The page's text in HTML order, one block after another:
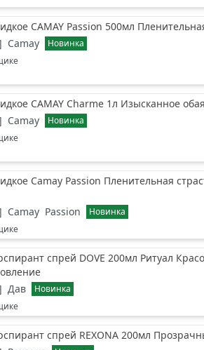
CAMAY Passion 500мл
Camay
Новинка
CAMAY Charme 1л Изысканное
Camay
Новинка
Camay Passion Пленительная
Camay Passion
Новинка
спрей DOVE 200мл Ритуал
Дав
Новинка
спрей REXONA 200мл